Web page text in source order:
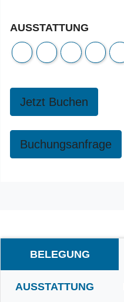
AUSSTATTUNG
Jetzt Buchen
Buchungsanfrage
BELEGUNG
AUSSTATTUNG